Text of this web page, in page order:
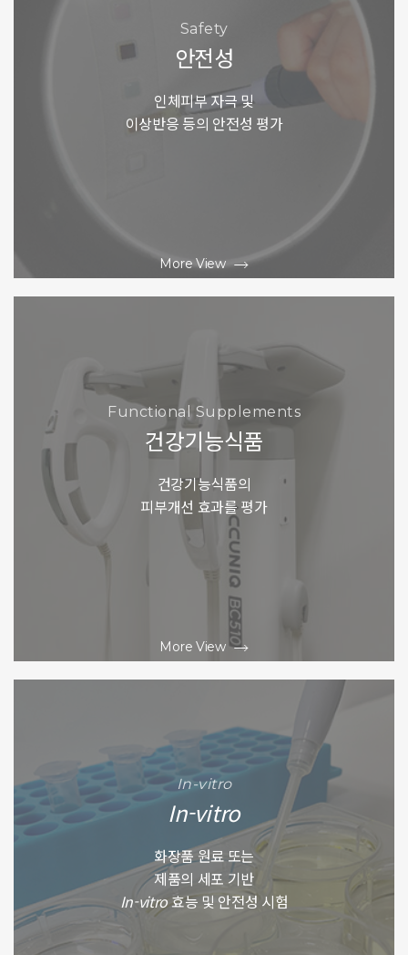
Safety
안전성
인체피부 자극 및
이상반응 등의 안전성 평가
More View
Functional Supplements
건강기능식품
건강기능식품의
피부개선 효과를 평가
More View
In-vitro
In-vitro
화장품 원료 또는
제품의 세포 기반
In-vitro효능 및 안전성 시험